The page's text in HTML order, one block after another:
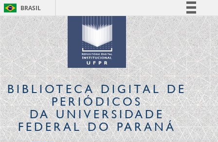
BRASIL
Simplifique!
Comunica BR
Participe
Acesso à informação
Legislação
Canais
BIBLIOTECA DIGITALDE
PERIÓDICOS
DA UNIVERSIDADE
FEDERAL DO PARANÁ